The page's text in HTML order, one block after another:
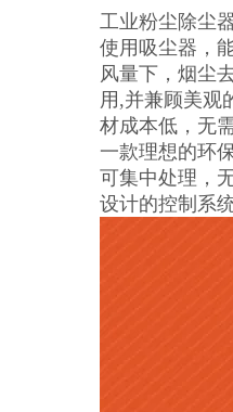
工业粉尘除尘
使用吸尘器，
风量下，烟尘
用,并兼顾美观
材成本低，无
一款理想的环
可集中处理，
设计的控制系